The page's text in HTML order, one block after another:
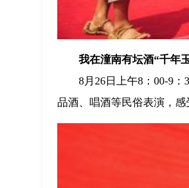
我在潼南有坛酒“千年
8月26日上午8：00-9
品酒、唱酒等民俗表演，